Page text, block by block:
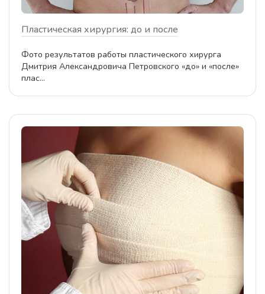
Пластическая хирургия: до и после
Фото результатов работы пластического хирурга
Дмитрия Александровича Петровского «до» и «после»
плас...